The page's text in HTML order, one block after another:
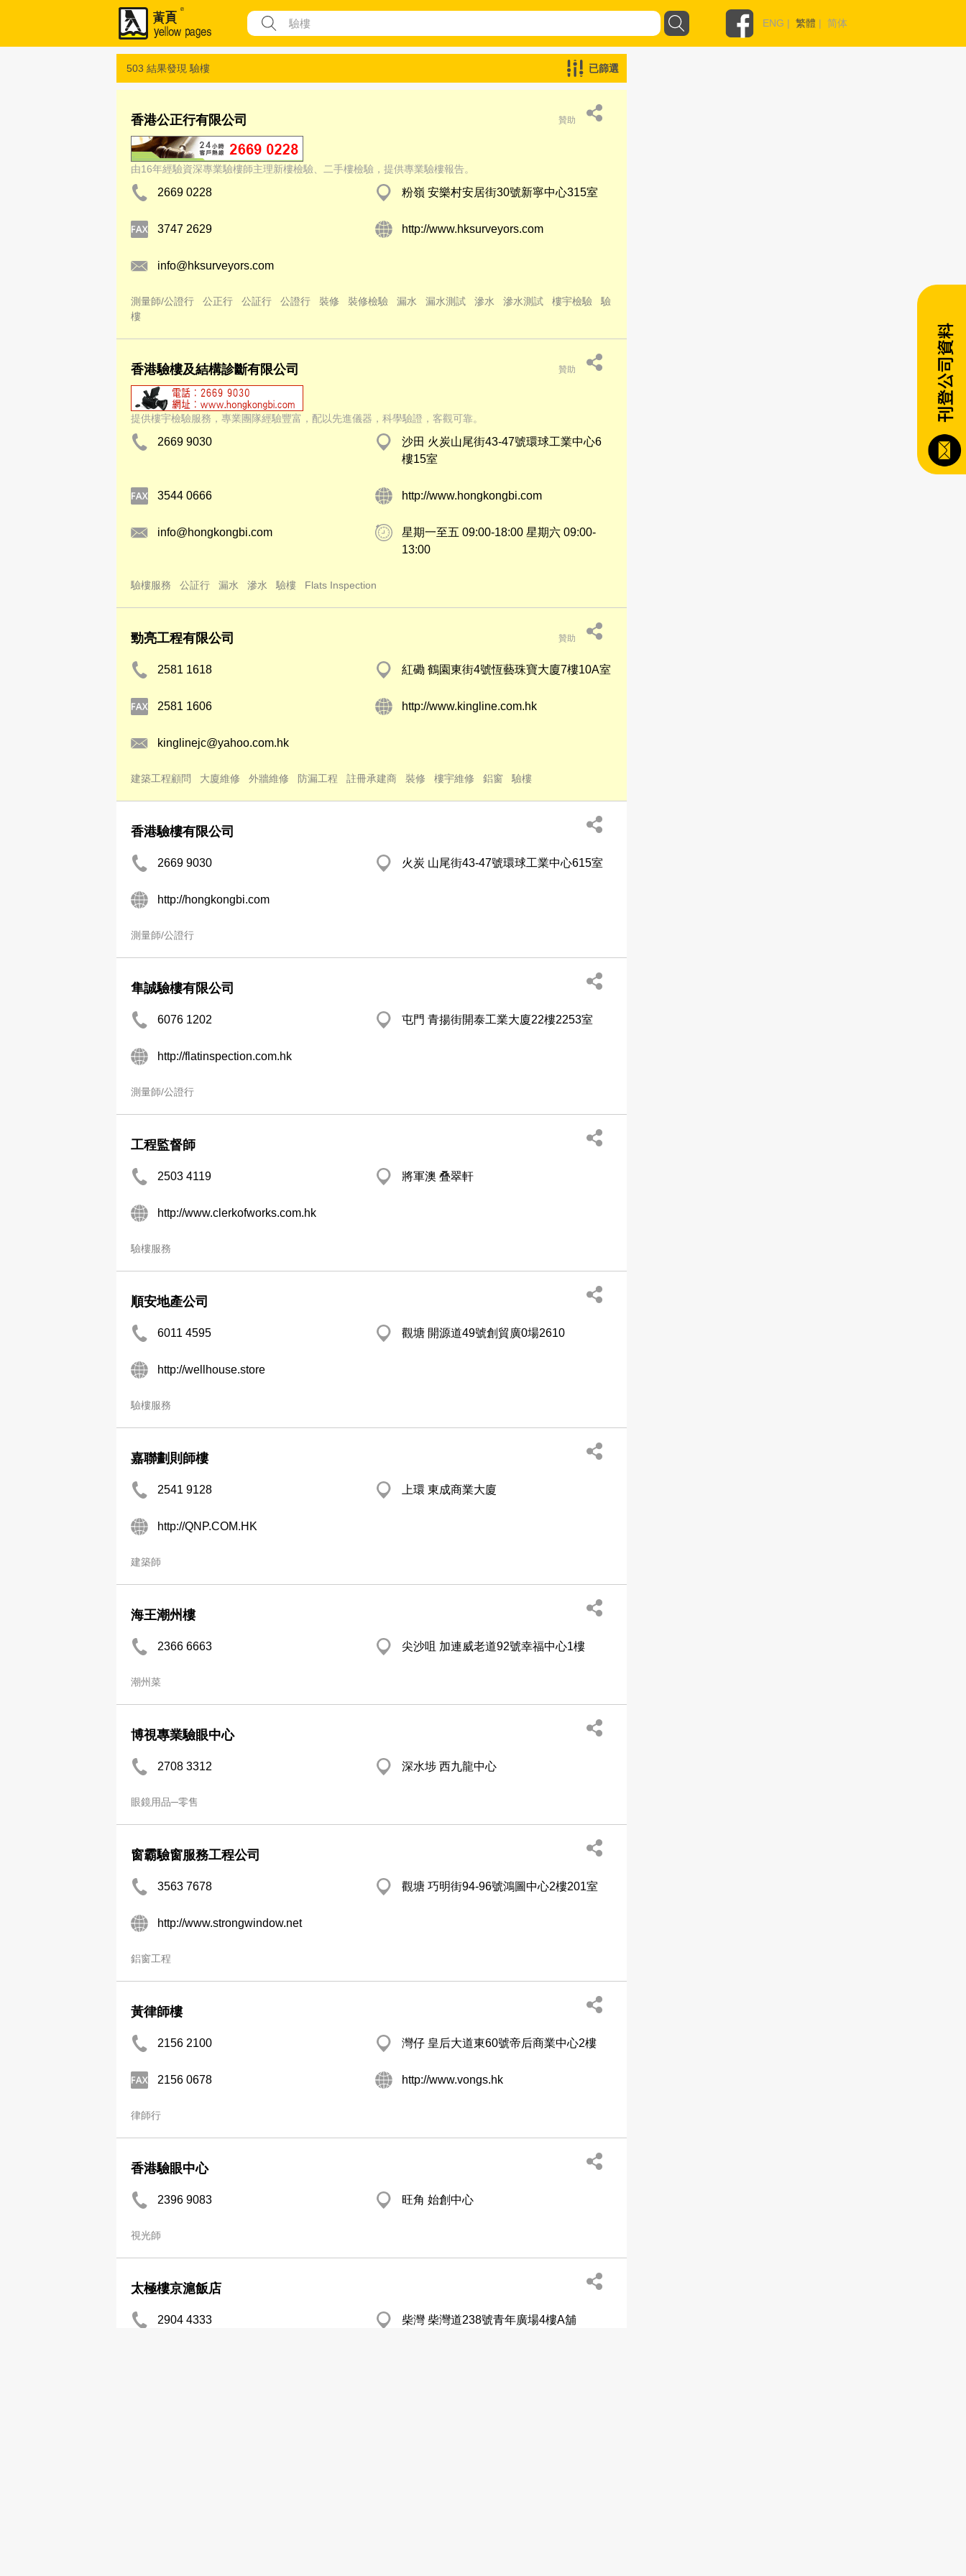
ENG | 繁體 | 简体
503 結果發現 驗樓 已篩選
香港公正行有限公司 贊助
由16年經驗資深專業驗樓師主理新樓檢驗、二手樓檢驗，提供專業驗樓報告。
2669 0228 粉嶺 安樂村安居街30號新寧中心315室
3747 2629 http://www.hksurveyors.com
info@hksurveyors.com
測量師/公證行 公正行 公証行 公證行 裝修 裝修檢驗 漏水 漏水測試 滲水 滲水測試 樓宇檢驗
驗
樓
香港驗樓及結構診斷有限公司 贊助
提供樓宇檢驗服務，專業團隊經驗豐富，配以先進儀器，科學驗證，客觀可靠。
2669 9030
沙田 火炭山尾街43-47號環球工業中心6
樓15室
3544 0666 http://www.hongkongbi.com
info@hongkongbi.com
星期一至五 09:00-18:00 星期六 09:00-
13:00
驗樓服務 公証行 漏水 滲水 驗樓 Flats Inspection
勁亮工程有限公司 贊助
2581 1618 紅磡 鶴園東街4號恆藝珠寶大廈7樓10A室
2581 1606 http://www.kingline.com.hk
kinglinejc@yahoo.com.hk
建築工程顧問 大廈維修 外牆維修 防漏工程 註冊承建商 裝修 樓宇維修 鋁窗 驗樓
香港驗樓有限公司
2669 9030 火炭 山尾街43-47號環球工業中心615室
http://hongkongbi.com
測量師/公證行
隼誠驗樓有限公司
6076 1202 屯門 青揚街開泰工業大廈22樓2253室
http://flatinspection.com.hk
測量師/公證行
工程監督師
2503 4119 將軍澳 叠翠軒
http://www.clerkofworks.com.hk
驗樓服務
順安地產公司
6011 4595 觀塘 開源道49號創貿廣0場2610
http://wellhouse.store
驗樓服務
嘉聯劃則師樓
2541 9128 上環 東成商業大廈
http://QNP.COM.HK
建築師
海王潮州樓
2366 6663 尖沙咀 加連威老道92號幸福中心1樓
潮州菜
博視專業驗眼中心
2708 3312 深水埗 西九龍中心
眼鏡用品─零售
窗霸驗窗服務工程公司
3563 7678 觀塘 巧明街94-96號鴻圖中心2樓201室
http://www.strongwindow.net
鋁窗工程
黃律師樓
2156 2100 灣仔 皇后大道東60號帝后商業中心2樓
2156 0678 http://www.vongs.hk
律師行
香港驗眼中心
2396 9083 旺角 始創中心
視光師
太極樓京滬飯店
2904 4333 柴灣 柴灣道238號青年廣場4樓A舖